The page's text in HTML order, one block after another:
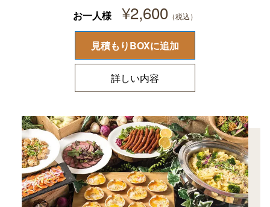
お一人様
¥2,600
詳しい内容
見積もりBOXに追加